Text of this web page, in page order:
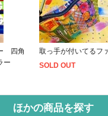
四角
ー
取っ手が付いてるフ
SOLD OUT
ほかの商品を探す